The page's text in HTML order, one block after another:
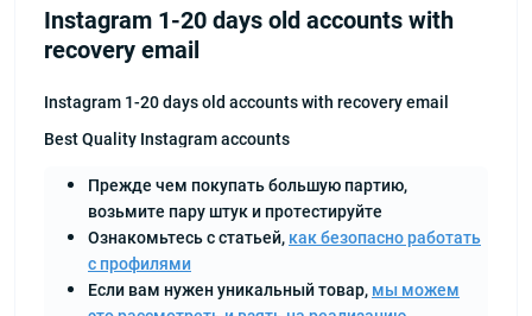
Instagram 1-20 days old accounts with
recovery email
Instagram 1-20 days old accounts with recovery email
Best Quality Instagram accounts
Прежде чем покупать большую партию,
возьмите пару штук и протестируйте
Ознакомьтесь с статьей, как безопасно работать
с профилями
Если вам нужен уникальный товар, мы можем